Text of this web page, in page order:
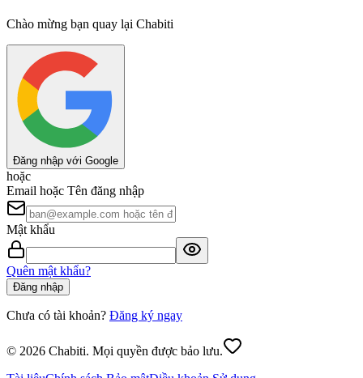
Chào mừng bạn quay lại Chabiti
Đăng nhập với Google
hoặc
Email hoặc Tên đăng nhập
Mật khẩu
Quên mật khẩu?
Đăng nhập
Chưa có tài khoản? Đăng ký ngay
© 2026 Chabiti. Mọi quyền được bảo lưu.